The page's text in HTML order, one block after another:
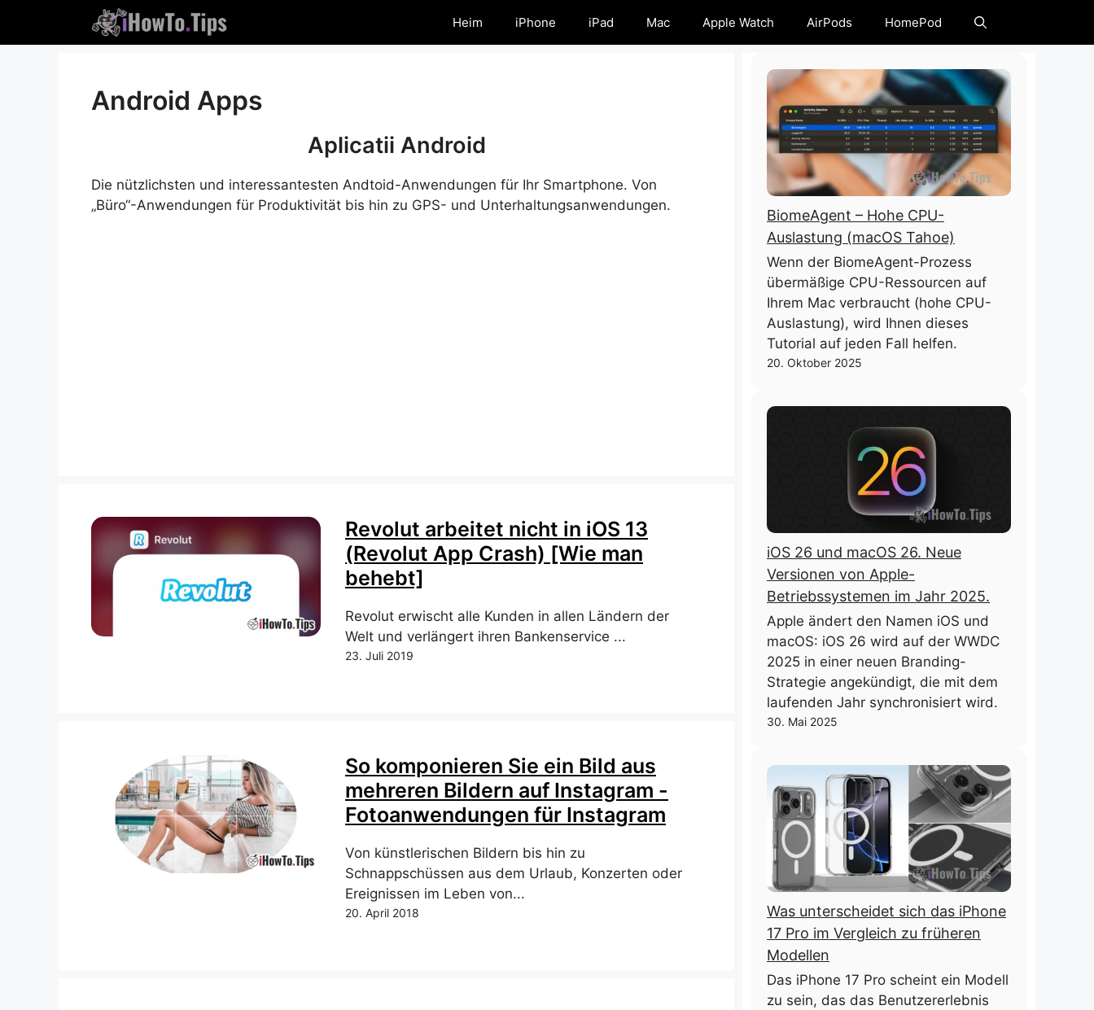
springen
Heim iPhone iPad Mac Apple Watch AirPods HomePod
Android Apps
Aplicatii Android
Die nützlichsten und interessantesten Andtoid-Anwendungen für Ihr Smartphone. Von
„Büro“-Anwendungen für Produktivität bis hin zu GPS- und Unterhaltungsanwendungen.
Revolut arbeitet nicht in iOS 13
(Revolut App Crash) [Wie man
behebt]
Revolut erwischt alle Kunden in allen Ländern der
Welt und verlängert ihren Bankenservice ...
23. Juli 2019
So komponieren Sie ein Bild aus
mehreren Bildern auf Instagram -
Fotoanwendungen für Instagram
Von künstlerischen Bildern bis hin zu
Schnappschüssen aus dem Urlaub, Konzerten oder
Ereignissen im Leben von...
20. April 2018
BiomeAgent – ​​Hohe CPU-
Auslastung (macOS Tahoe)
Wenn der BiomeAgent-Prozess
übermäßige CPU-Ressourcen auf
Ihrem Mac verbraucht (hohe CPU-
Auslastung), wird Ihnen dieses
Tutorial auf jeden Fall helfen.
20. Oktober 2025
iOS 26 und macOS 26. Neue
Versionen von Apple-
Betriebssystemen im Jahr 2025.
Apple ändert den Namen iOS und
macOS: iOS 26 wird auf der WWDC
2025 in einer neuen Branding-
Strategie angekündigt, die mit dem
laufenden Jahr synchronisiert wird.
30. Mai 2025
Was unterscheidet sich das iPhone
17 Pro im Vergleich zu früheren
Modellen
Das iPhone 17 Pro scheint ein Modell
zu sein, das das Benutzererlebnis